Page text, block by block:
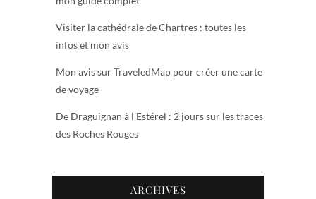
Visiter la cathédrale de Chartres : toutes les
infos et mon avis
Mon avis sur TraveledMap pour créer une carte
de voyage
De Draguignan à l’Estérel : 2 jours sur les traces
des Roches Rouges
ARCHIVES